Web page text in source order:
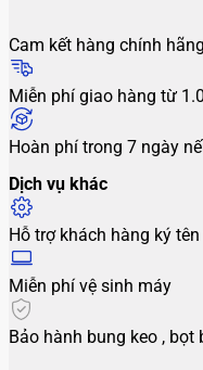
Cam kết hàng chính
Miễn phí giao hàng từ
Hoàn phí trong 7 ngày
Dịch vụ khác
Hỗ trợ khách hàng ký
Miễn phí vệ sinh máy
Bảo hành bung keo , bọt